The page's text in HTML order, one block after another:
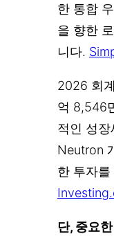
한 통합
을 향한
니다.
2026 회
억 8,546
적인 성
Neutron
한 투자를
단, 중요